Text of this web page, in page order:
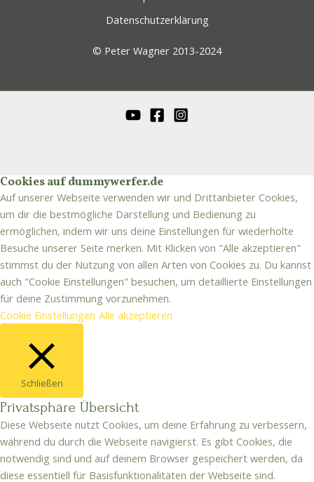
Datenschutzerklärung
© Peter Wagner 2013-2024
Cookies auf dummywerfer.de
Auf unserer Webseite verwenden wir und Drittanbieter Cookies,
um dir die bestmögliche Darstellung und Bedienung zu
ermöglichen, indem wir uns deine Einstellungen für wiederholte
Besuche unserer Seite merken. Mit Klicken von "Alle akzeptieren"
stimmst du der Nutzung von allen Arten von Cookies zu. Du kannst
auch "Cookie Einstellungen" besuchen, um detaillierte Einstellungen
für deine Zustimmung vorzunehmen.
Cookie Einstellungen Alle akzeptieren
Schließen
Privatsphäre Übersicht
Diese Webseite nutzt Cookies, um deine Erfahrung zu verbessern,
während du durch die Webseite navigierst. Es gibt Cookies, die
notwendig sind und auf deinem Browser gespeichert werden, da
diese essentiell für Basisfunktionalitäten der Webseite sind.